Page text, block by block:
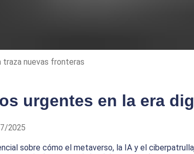
traza nuevas fronteras
urgentes en la era
2025
sobre cómo el metaverso, la IA y el